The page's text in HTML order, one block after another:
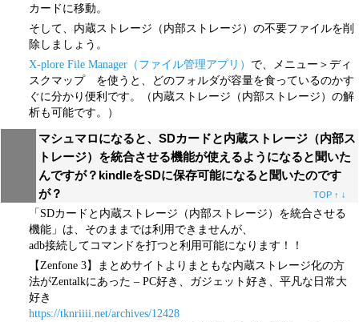
カードに移動。
そして、内蔵ストレージ（内部ストレージ）の不要ファイルを削
除しましょう。
X-plore File Manager（ファイル管理アプリ） で、メニュー＞ディ
スクマップ を使うと、どのフォルダが容量を食っているのかす
ぐに分かり便利です。（内蔵ストレージ（内部ストレージ）の解
析も可能です。）
マシュマロになると、SDカードと内蔵ストレージ（内部ス
トレージ）を統合させる機能が使えるようになると聞いた
んですが？kindleをSDに保存可能になると聞いたのです
が？
TOP ↑ ↓
「SDカードと内蔵ストレージ（内部ストレージ）を統合させる
機能」は、そのままでは利用できませんが、
adb接続してコマンドを打つと利用可能になります！！
【Zenfone 3】まとめサイトよりまともな内蔵ストレージ化の方
法がZentalkにあった – PC好き、ガジェット好き、平凡な日常大
好き
https://tknriiii.net/archives/12428